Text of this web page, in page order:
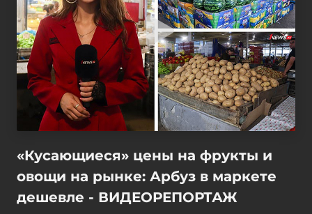
«Кусающиеся» цены на фрукты и
овощи на рынке: Арбуз в маркете
дешевле - ВИДЕОРЕПОРТАЖ